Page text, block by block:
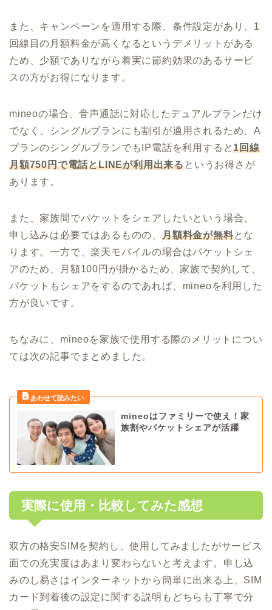
また、キャンペーンを適用する際、条件設定があり、1
回線目の月額料金が高くなるというデメリットがある
ため、少額でありながら着実に節約効果のあるサービ
スの方がお得になります。
mineoの場合、音声通話に対応したデュアルプランだけ
でなく、シングルプランにも割引が適用されるため、A
プランのシングルプランでもIP電話を利用すると1回線
月額750円で電話とLINEが利用出来るというお得さが
あります。
また、家族間でパケットをシェアしたいという場合、
申し込みは必要ではあるものの、 月額料金が無料とな
ります。一方で、楽天モバイルの場合はパケットシェ
アのため、月額100円が掛かるため、家族で契約して、
パケットもシェアをするのであれば、mineoを利用した
方が良いです。
ちなみに、mineoを家族で使用する際のメリットについ
ては次の記事でまとめました。
mineoはファミリーで使え！家
族割やパケットシェアが活躍
実際に使用・比較してみた感想
双方の格安SIMを契約し、使用してみましたがサービス
面での充実度はあまり変わらないと考えます。申し込
みのし易さはインターネットから簡単に出来る上、SIM
カード到着後の設定に関する説明もどちらも丁寧で分